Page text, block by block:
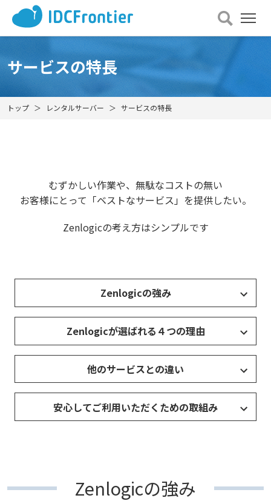
メ
ニュー
を
サービスの特長
トップ レンタルサーバー サービスの特長
むずかしい作業や、無駄なコストの無い
お客様にとって「ベストなサービス」を提供したい。
Zenlogicの考え方はシンプルです
Zenlogicの強み
Zenlogicが選ばれる４つの理由
他のサービスとの違い
安心してご利用いただくための取組み
Zenlogicの強み